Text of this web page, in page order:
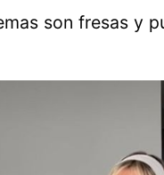
son fresas y